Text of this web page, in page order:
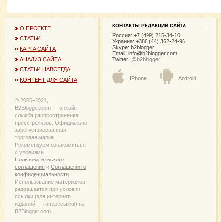
О ПРОЕКТЕ
СТАТЬИ
КАРТА САЙТА
АНАЛИЗ САЙТА
СТАТЬИ НАВСЕГДА
КОНТЕНТ ДЛЯ САЙТА
© 2005−2021,
B2Blogger.com — онлайн-
служба распространения
пресс-релизов. Официально
зарегистрированная
торговая марка.
Рекомендуем ознакомиться
с уловиями
Пользовательского
соглашения и Соглашения о
конфиденциальности
Использование материалов
разрешается при условии
ссылки (для интернет-
изданий — гиперссылки) на
B2Blogger.com.
КОНТАКТЫ РЕДАКЦИИ САЙТА
Россия: +7 (499) 215-34-10
Украина: +380 (44) 362-24-96
Skype: b2blogger
Email: info@b2blogger.com
Twitter: @b2blogger
IPhone Android